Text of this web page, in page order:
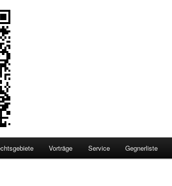
Vorträge Service Gegnerliste